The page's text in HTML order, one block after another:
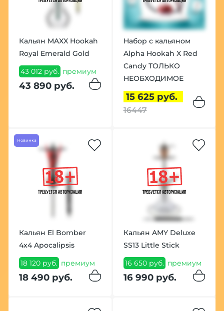
Кальян MAXX Hookah
Royal Emerald Gold
43 012 руб. премиум
43 890 руб.
Набор с кальяном
Alpha Hookah X Red
Candy ТОЛЬКО
НЕОБХОДИМОЕ
15 625 руб.
16447
Новинка
Кальян El Bomber
4x4 Apocalipsis
18 120 руб. премиум
18 490 руб.
Кальян AMY Deluxe
SS13 Little Stick
16 650 руб. премиум
16 990 руб.